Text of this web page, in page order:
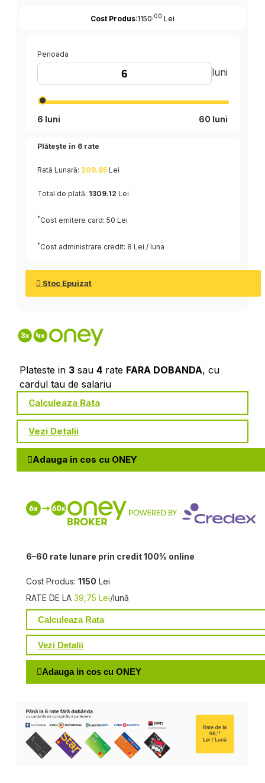
Cost Produs:1150 ,00 Lei
Perioada
luni
6 luni 60 luni
Plătește în 6 rate
Rată Lunară: 209.85 Lei
Total de plată: 1309.12 Lei
* Cost emitere card: 50 Lei
* Cost administrare credit: 8 Lei / luna
Stoc Epuizat
Plateste in 3 sau 4 rate FARA DOBANDA, cu
cardul tau de salariu
Calculeaza Rata
Vezi Detalii
Adauga in cos cu ONEY
6–60 rate lunare prin credit 100% online
Cost Produs: 1150 Lei
RATE DE LA 39,75 Lei/lună
Calculeaza Rata
Vezi Detalii
Adauga in cos cu ONEY